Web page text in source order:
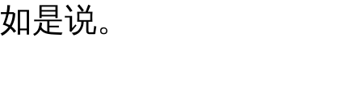
如是说。